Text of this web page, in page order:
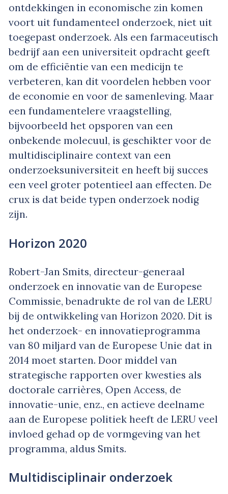
ontdekkingen in economische zin komen
voort uit fundamenteel onderzoek, niet uit
toegepast onderzoek. Als een farmaceutisch
bedrijf aan een universiteit opdracht geeft
om de efficiëntie van een medicijn te
verbeteren, kan dit voordelen hebben voor
de economie en voor de samenleving. Maar
een fundamentelere vraagstelling,
bijvoorbeeld het opsporen van een
onbekende molecuul, is geschikter voor de
multidisciplinaire context van een
onderzoeksuniversiteit en heeft bij succes
een veel groter potentieel aan effecten. De
crux is dat beide typen onderzoek nodig
zijn.
Horizon 2020
Robert-Jan Smits, directeur-generaal
onderzoek en innovatie van de Europese
Commissie, benadrukte de rol van de LERU
bij de ontwikkeling van Horizon 2020. Dit is
het onderzoek- en innovatieprogramma
van 80 miljard van de Europese Unie dat in
2014 moet starten. Door middel van
strategische rapporten over kwesties als
doctorale carrières, Open Access, de
innovatie-unie, enz., en actieve deelname
aan de Europese politiek heeft de LERU veel
invloed gehad op de vormgeving van het
programma, aldus Smits.
Multidisciplinair onderzoek